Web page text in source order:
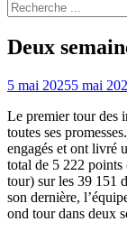
Recherche
Rechercher :
Deux
Posted
5 mai 20255 mai
Le pre­mier tour des
toutes ses
engagés et ont livré
total de 5 222 points
tour) sur les 39 151
son dernière,
ond tour dans deux